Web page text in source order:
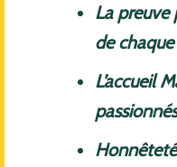
La preuve
de
L’accueil